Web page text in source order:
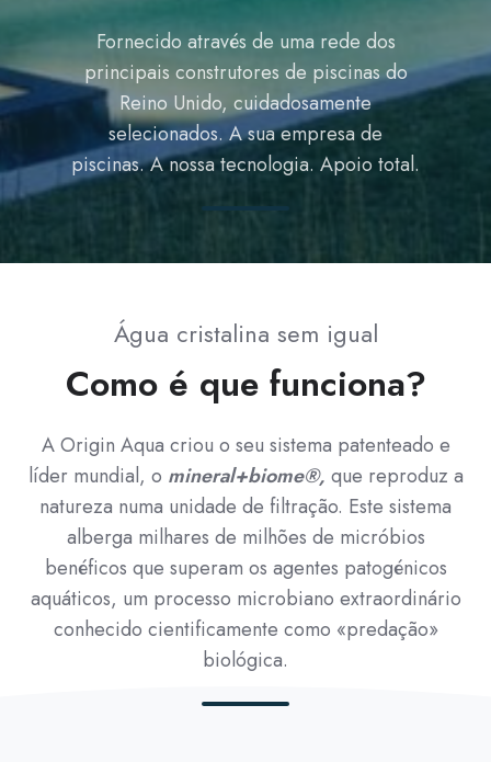
Fornecido através de uma rede dos
principais construtores de piscinas do
Reino Unido, cuidadosamente
selecionados. A sua empresa de
piscinas. A nossa tecnologia. Apoio total.
Água cristalina sem igual
Como é que funciona?
A Origin Aqua criou o seu sistema patenteado e
líder mundial, o mineral+biome®, que reproduz a
natureza numa unidade de filtração. Este sistema
alberga milhares de milhões de micróbios
benéficos que superam os agentes patogénicos
aquáticos, um processo microbiano extraordinário
conhecido cientificamente como «predação»
biológica.